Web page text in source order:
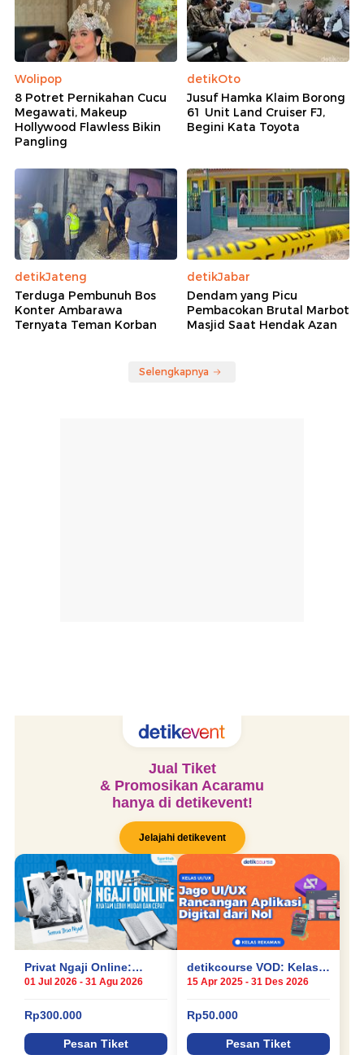
Wolipop
8 Potret Pernikahan Cucu
Megawati, Makeup
Hollywood Flawless Bikin
Pangling
detikOto
Jusuf Hamka Klaim Borong
61 Unit Land Cruiser FJ,
Begini Kata Toyota
detikJateng
Terduga Pembunuh Bos
Konter Ambarawa
Ternyata Teman Korban
detikJabar
Dendam yang Picu
Pembacokan Brutal Marbot
Masjid Saat Hendak Azan
Selengkapnya